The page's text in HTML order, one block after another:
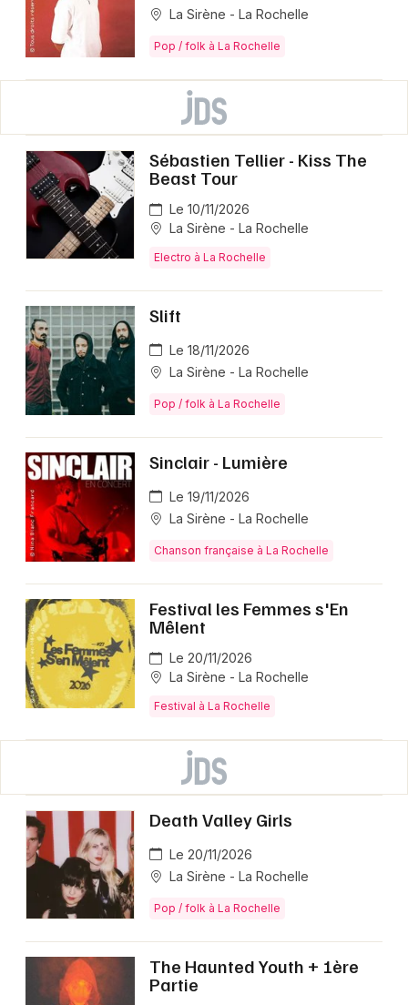
La Sirène - La Rochelle
Pop / folk à La Rochelle
Sébastien Tellier - Kiss The
Beast Tour
Le 10/11/2026
La Sirène - La Rochelle
Electro à La Rochelle
Slift
Le 18/11/2026
La Sirène - La Rochelle
Pop / folk à La Rochelle
Sinclair - Lumière
Le 19/11/2026
La Sirène - La Rochelle
Chanson française à La Rochelle
Festival les Femmes s'En
Mêlent
Le 20/11/2026
La Sirène - La Rochelle
Festival à La Rochelle
Death Valley Girls
Le 20/11/2026
La Sirène - La Rochelle
Pop / folk à La Rochelle
The Haunted Youth + 1ère
Partie